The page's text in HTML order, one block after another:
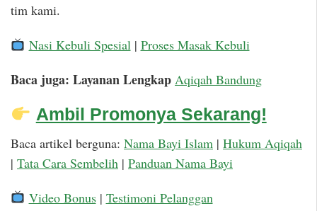
tim kami.
Nasi Kebuli Spesial| Proses Masak Kebuli
Baca juga: Layanan Lengkap Aqiqah Bandung
Ambil Promonya Sekarang!
Baca artikel berguna: Nama Bayi Islam | Hukum Aqiqah
| Tata Cara Sembelih | Panduan Nama Bayi
Video Bonus| Testimoni Pelanggan